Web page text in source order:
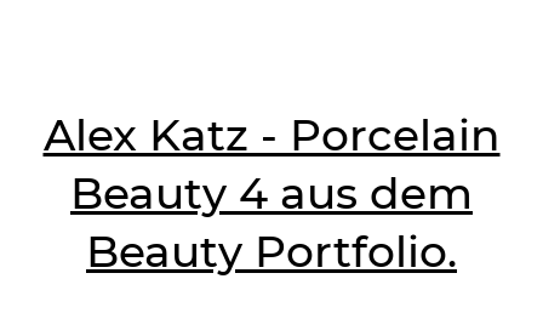
Alex Katz - Porcelain
Beauty 4 aus dem
Beauty Portfolio.